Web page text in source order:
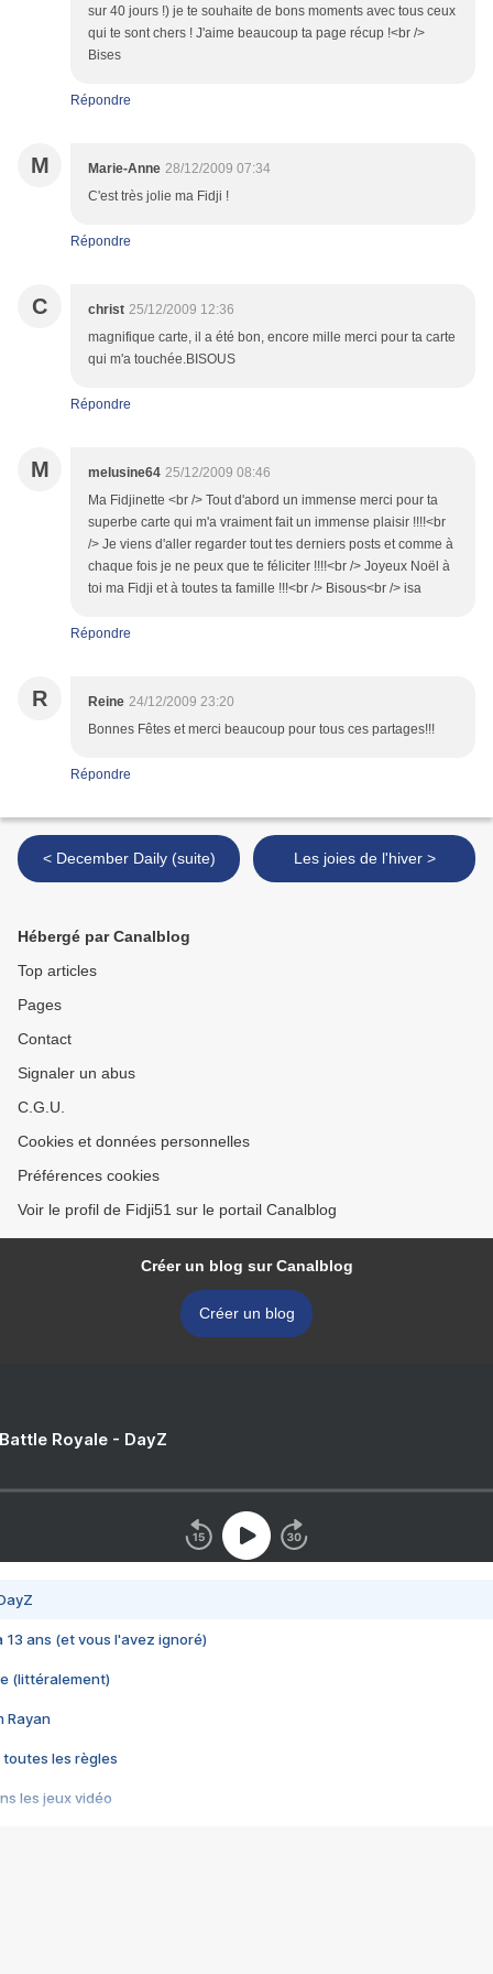
sur 40 jours !) je te souhaite de bons moments avec tous ceux
qui te sont chers ! J'aime beaucoup ta page récup !<br />
Bises
Répondre
M Marie-Anne 28/12/2009 07:34
C'est très jolie ma Fidji !
Répondre
C christ 25/12/2009 12:36
magnifique carte, il a été bon, encore mille merci pour ta carte
qui m'a touchée.BISOUS
Répondre
M melusine64 25/12/2009 08:46
Ma Fidjinette <br /> Tout d'abord un immense merci pour ta
superbe carte qui m'a vraiment fait un immense plaisir !!!!<br
/> Je viens d'aller regarder tout tes derniers posts et comme à
chaque fois je ne peux que te féliciter !!!!<br /> Joyeux Noël à
toi ma Fidji et à toutes ta famille !!!<br /> Bisous<br /> isa
Répondre
R Reine 24/12/2009 23:20
Bonnes Fêtes et merci beaucoup pour tous ces partages!!!
Répondre
< December Daily (suite) Les joies de l'hiver >
Hébergé par Canalblog
Top articles
Pages
Contact
Signaler un abus
C.G.U.
Cookies et données personnelles
Préférences cookies
Voir le profil de Fidji51 sur le portail Canalblog
Créer un blog sur Canalblog
Créer un blog
Royale - DayZ
13 ans (et vous l'avez ignoré)
(littéralement)
Rayan
toutes les règles
les jeux vidéo